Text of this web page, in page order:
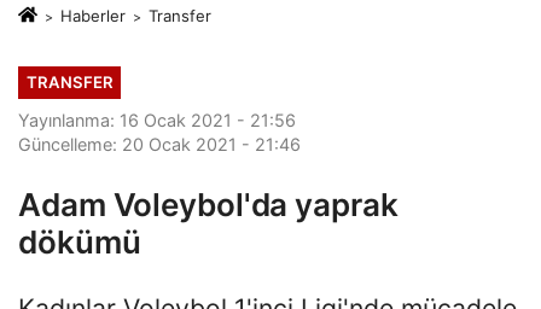
Haberler Transfer
TRANSFER
Yayınlanma: 16 Ocak 2021 - 21:56
Güncelleme: 20 Ocak 2021 - 21:46
Adam Voleybol'da yaprak
dökümü